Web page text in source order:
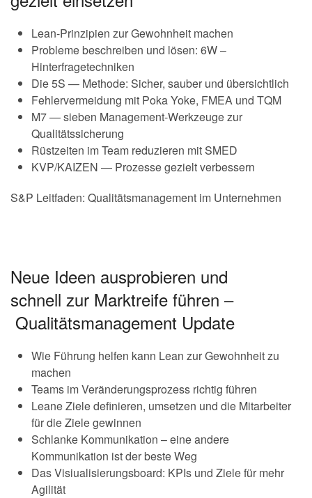
Lean-Prinzipien zur Gewohnheit machen
Probleme beschreiben und lösen: 6W –
Hinterfragetechniken
Die 5S — Methode: Sicher, sauber und übersichtlich
Fehlervermeidung mit Poka Yoke, FMEA und TQM
M7 — sieben Management-Werkzeuge zur
Qualitätssicherung
Rüstzeiten im Team reduzieren mit SMED
KVP/KAIZEN — Prozesse gezielt verbessern
S&P Leitfaden: Qualitätsmanagement im Unternehmen
Neue Ideen ausprobieren und
schnell zur Marktreife führen –
Qualitätsmanagement Update
Wie Führung helfen kann Lean zur Gewohnheit zu
machen
Teams im Veränderungsprozess richtig führen
Leane Ziele definieren, umsetzen und die Mitarbeiter
für die Ziele gewinnen
Schlanke Kommunikation – eine andere
Kommunikation ist der beste Weg
Das Visiualisierungsboard: KPIs und Ziele für mehr
Agilität